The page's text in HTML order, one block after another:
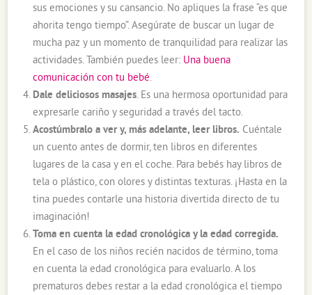
sus emociones y su cansancio. No apliques la frase “es que
ahorita tengo tiempo”. Asegúrate de buscar un lugar de
mucha paz y un momento de tranquilidad para realizar las
actividades. También puedes leer: Una buena
comunicación con tu bebé.
Dale deliciosos masajes. Es una hermosa oportunidad para
expresarle cariño y seguridad a través del tacto.
Acostúmbralo a ver y, más adelante, leer libros. Cuéntale
un cuento antes de dormir, ten libros en diferentes
lugares de la casa y en el coche. Para bebés hay libros de
tela o plástico, con olores y distintas texturas. ¡Hasta en la
tina puedes contarle una historia divertida directo de tu
imaginación!
Toma en cuenta la edad cronológica y la edad corregida.
En el caso de los niños recién nacidos de término, toma
en cuenta la edad cronológica para evaluarlo. A los
prematuros debes restar a la edad cronológica el tiempo